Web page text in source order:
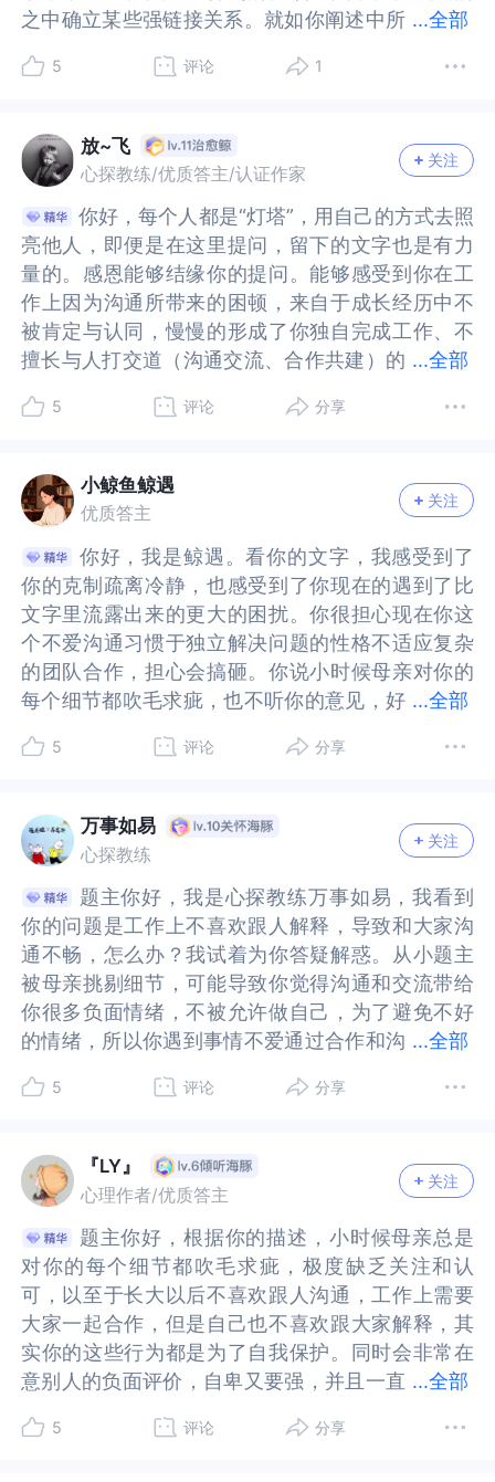
和领导，部门的同事沟通。这样大家也可以看到我
如何处理问题，也帮助我善于总结，以及不足的地
方其他人可以看到帮助我。我们也要接纳自己还没
事，可以去工作，一起面对复杂的工作的人，也许
还可以锻炼我们的耐心，慢慢去适应。重要是看到
自己的优势，发挥自己的优势，不聚集偶尔的不如
意。毕竟很多领导都喜欢能力强的人，也非需要每
一次都沟通顺利，也需要循序渐进哦。具体的问题
也可以寻求倾听老师。多一些视角，也可以保护自
己的隐私。世界和我爱着你推荐书籍《在人际关系
中成长》《无惧焦虑》《自我与本我》
和领导，部门的同事沟通。这样大家也可以看到我
如何处理问题，也帮助我善于总结，以及不足的地
方其他人可以看到帮助我。我们也要接纳自己还没
事，可以去工作，一起面对复杂的工作的人，也许
还可以锻炼我们的耐心，慢慢去适应。重要是看到
自己的优势，发挥自己的优势，不聚集偶尔的不如
意。毕竟很多领导都喜欢能力强的人，也非需要每
一次都沟通顺利，也需要循序渐进哦。具体的问题
也可以寻求倾听老师。多一些视角，也可以保护自
己的隐私。世界和我爱着你推荐书籍《在人际关系
中成长》《无惧焦虑》《自我与本我》
吹毛求疵。当你说出你的想法后，还可能会得到有
些人的认可。当然，我们在跟人交往的时候，不可
要不把这些归咎于自己，像母亲那样给自己挑毛病
就行了。如果在认知上转变了，在意识上明白了，
那么，潜意识里留下的那些对于跟人沟通害怕被挑
刺的恐惧，怎么办呢？1、需要自己一点一点地被鼓
励着减少。2、在现实中，通过跟人沟通带来的正面
感受去替代过去的负面感受。3、如果跟人起了冲
突，自己能够解决好，或者能够直接面对，接受生
活中有矛盾的存在，不把这些矛盾和冲突抓在手
里，刻在心里，让它们自由地来去，也允许自己是
一个不完美的人。做到以上几点，你将得到一个不
毛求疵。当你说出你的想法后，还可能会得到有些
人的认可。当然，我们在跟人交往的时候，不可能
要不把这些归咎于自己，像母亲那样给自己挑毛病
就行了。如果在认知上转变了，在意识上明白了，
那么，潜意识里留下的那些对于跟人沟通害怕被挑
刺的恐惧，怎么办呢？1、需要自己一点一点地被鼓
励着减少。2、在现实中，通过跟人沟通带来的正面
感受去替代过去的负面感受。3、如果跟人起了冲
突，自己能够解决好，或者能够直接面对，接受生
活中有矛盾的存在，不把这些矛盾和冲突抓在手
里，刻在心里，让它们自由地来去，也允许自己是
一个不完美的人。做到以上几点，你将得到一个不
都喜欢自己解决。”这句话背后是包裹自己，与外界
划开界限。你会觉得他们不需要你表达和解释，他
们不会在意你的感受和想法，甚至是创意。而一旦
的愤怒、害怕、委屈和难过，以及你觉得想法需求
不被倾听和允许的失落、自卑、失望、悲伤等情
想要推开面前这些人，尽快让自己回到安全、熟悉
的、不被人关注的“角落”，不要打扰你。是吗？看
到自己的内在，看到内在压抑的情绪，抱抱你自
己。2.关于复杂的工作沟通不畅因为你长期不敢放
松与人交流和表达自己，所以在一些复杂的工作面
前，在你自己一个人或许没办法解决的时候，你被
迫去与人沟通会很生疏和僵硬，不够放松和自然。
些答案和需要别人支持与帮助的内容不能一次性解
决，或者不能一下子得到全部的支持与帮助。你内
在本身已经很强迫自己了，还需要面临这样的窘迫
和压抑，让你对于表达更加困难，对于寻求他人帮
助和支持也更为难。这样的状态的确会影响你的一
些工作的进程，看来你已经意识到了这一点。3.怎
么办首先你需要如实面对自己内在压抑的那些情绪
感受，如果妈妈现在有变化能理解和接受的话，可
以一致性向妈妈表达当年的感受，让内在压抑的情
绪感受流动起来。如果你觉得妈妈现在没办法接纳
你也可以找专业的心理咨询师，帮助你用空椅子技
术释放你内在压抑的这些情绪感受。其次，你可以
向你觉得安全和放松的人，一致性的表达你内在这
样的为难和窘迫。获得他们的理解，也通过他们给
你的反馈与回应，让你打开内在局限的认知，让你
能够看到，并不是他们所有人都和当年的母亲一
样。这个过程你也能够收获到被尊重和理解，被认
可和欣赏。这样能够让你内在的警惕和紧张得到一
些释放和放松。你也可以尝试先在工作以外的场合
和需求上面尝试与大家慢慢的沟通和交流，一致性
法，看到自己那一刻状态背后的念头，一点点的去
走出局限性认知。也建议你找专业的心理咨询师给
予你一定的支持和理解，帮助你走出这样一个困
境。希望我的回答对你有帮助，祝福你越来越好！
自己解决。”这句话背后是包裹自己，与外界划开界
限。你会觉得他们不需要你表达和解释，他们不会
在意你的感受和想法，甚至是创意。而一旦让你去
怒、害怕、委屈和难过，以及你觉得想法需求不被
倾听和允许的失落、自卑、失望、悲伤等情绪，会
开面前这些人，尽快让自己回到安全、熟悉的、不
被人关注的“角落”，不要打扰你。是吗？看到自己
的内在，看到内在压抑的情绪，抱抱你自己。2.关
于复杂的工作沟通不畅因为你长期不敢放松与人交
流和表达自己，所以在一些复杂的工作面前，在你
自己一个人或许没办法解决的时候，你被迫去与人
沟通会很生疏和僵硬，不够放松和自然。或许这个
和需要别人支持与帮助的内容不能一次性解决，或
者不能一下子得到全部的支持与帮助。你内在本身
已经很强迫自己了，还需要面临这样的窘迫和压
抑，让你对于表达更加困难，对于寻求他人帮助和
支持也更为难。这样的状态的确会影响你的一些工
作的进程，看来你已经意识到了这一点。3.怎么办
首先你需要如实面对自己内在压抑的那些情绪感
受，如果妈妈现在有变化能理解和接受的话，可以
一致性向妈妈表达当年的感受，让内在压抑的情绪
感受流动起来。如果你觉得妈妈现在没办法接纳和
也可以找专业的心理咨询师，帮助你用空椅子技术
释放你内在压抑的这些情绪感受。其次，你可以向
你觉得安全和放松的人，一致性的表达你内在这样
的为难和窘迫。获得他们的理解，也通过他们给你
的反馈与回应，让你打开内在局限的认知，让你能
够看到，并不是他们所有人都和当年的母亲一样。
这个过程你也能够收获到被尊重和理解，被认可和
欣赏。这样能够让你内在的警惕和紧张得到一些释
放和放松。你也可以尝试先在工作以外的场合和需
求上面尝试与大家慢慢的沟通和交流，一致性的表
到自己那一刻状态背后的念头，一点点的去走出局
限性认知。也建议你找专业的心理咨询师给予你一
定的支持和理解，帮助你走出这样一个困境。希望
我的回答对你有帮助，祝福你越来越好！
...全部
之中确立某些强链接关系。就如你阐述中所
你有自己的想法的时候，你的想法会被立刻否定。
的我的看法是无足轻重的我的各种判断总是被否决
的沟通都是失效的甚至沟通还会带来被忽视的感
受，被打击的沮丧，被放大的错误，带来更糟糕的
后果。所以我们还会在经验中增加一条：沟通的带
给自己的代价太高了。在这样的生存环境中，我们
得到的认知是：沟通是没有意义的。因为身边的重
要关系里，让你感觉到，他们不需要听见你的声
音。为了保护自己不在一次次失望中受伤害，当时
的你，那个小小的孩子，只能用这样的方式，自己
给自己造围墙，隔绝失望，因为人必须要想办法生
存。你依旧需要独立，你有你的人生。这是在那个
待，我们只能相信自己，也不得不独自扛起一切，
面对一切。于是，我们形成了一种惯性认知的路
就像有些人习惯用右手写字，换成左手的时候，习
惯会让我们根本无法顺利的书写。会有阻力，会觉
得很难。会烦躁，不安。如果有，请今天的自己，
不要过度苛责过去的自己。请理解那个努力自己长
大的小孩。请理解那个小孩经历了失望才找到的生
存之道。哪怕这条习惯性的认知路径，已经不能完
全契合当下阶段的发展诉求。也请温柔的对待自
触发自我保护的机制，让我们僵在原地。（一）你
的不习惯，也许是导致你不喜欢和同事合作中交流
解释的原因之一。而这里面有一个议题叫“心理投
射”。心理投射，请允许我先简单解释为～我们会认
为，我们的想法即他人的想法，我们下意识判定他
人的想法和我们设想中的一致。你提到“总是觉得他
可能不需要知道这些，我就不说了”。也许，当你假
设同事们不需要知道的时候，我们的潜意识里，你
认为“他们是不需要知道的”，可能，你把对原生家
庭的感受“投射”到了同事身上。过去经验，让我们
们真的真的，觉得自己不需要知道？这里，我们无
比停下来做一次“课题分离”，把你工作中遇到的角
色，和你在家庭中感受到的角色，进行分离。请尝
试提醒自己，往后你在各类社会活动中，各种社交
互动中，你要面对的人，并不是原生家庭的旧影子
的客体，你活在现在。（二）自我保护触发的防御
机制。当你看到你需要沟通的对象时，那些“沟
通”无用或者不被听见，带来的感受，那种担忧，浮
上心头。你可能会害怕，害怕说了也没用，恐惧自
己说也说不明白，无意间被触发的自我保护机制，
之中确立某些强链接关系。就如你阐述中所言，也
己的想法的时候，你的想法会被立刻否定。逐渐就
看法是无足轻重的我的各种判断总是被否决的沟通
都是失效的甚至沟通还会带来被忽视的感受，被打
击的沮丧，被放大的错误，带来更糟糕的后果。所
以我们还会在经验中增加一条：沟通的带给自己的
代价太高了。在这样的生存环境中，我们得到的认
知是：沟通是没有意义的。因为身边的重要关系
里，让你感觉到，他们不需要听见你的声音。为了
保护自己不在一次次失望中受伤害，当时的你，那
个小小的孩子，只能用这样的方式，自己给自己造
围墙，隔绝失望，因为人必须要想办法生存。你依
旧需要独立，你有你的人生。这是在那个时候，我
只能相信自己，也不得不独自扛起一切，面对一
切。于是，我们形成了一种惯性认知的路径“凡事都
习惯用右手写字，换成左手的时候，习惯会让我们
根本无法顺利的书写。会有阻力，会觉得很难。会
烦躁，不安。如果有，请今天的自己，不要过度苛
责过去的自己。请理解那个努力自己长大的小孩。
请理解那个小孩经历了失望才找到的生存之道。哪
怕这条习惯性的认知路径，已经不能完全契合当下
阶段的发展诉求。也请温柔的对待自己。理解自己
的机制，让我们僵在原地。（一）你的不习惯，也
许是导致你不喜欢和同事合作中交流解释的原因之
一。而这里面有一个议题叫“心理投射”。心理投
射，请允许我先简单解释为～我们会认为，我们的
想法即他人的想法，我们下意识判定他人的想法和
我们设想中的一致。你提到“总是觉得他可能不需要
知道这些，我就不说了”。也许，当你假设同事们不
需要知道的时候，我们的潜意识里，你认为“他们是
不需要知道的”，可能，你把对原生家庭的感受“投
射”到了同事身上。过去经验，让我们预期的他人的
觉得自己不需要知道？这里，我们无比停下来做一
次“课题分离”，把你工作中遇到的角色，和你在家
庭中感受到的角色，进行分离。请尝试提醒自己，
往后你在各类社会活动中，各种社交互动中，你要
面对的人，并不是原生家庭的旧影子的客体，你活
在现在。（二）自我保护触发的防御机制。当你看
到你需要沟通的对象时，那些“沟通”无用或者不被
听见，带来的感受，那种担忧，浮上心头。你可能
会害怕，害怕说了也没用，恐惧自己说也说不明
白，无意间被触发的自我保护机制，会让我们更加
5 评论 1
放~飞
心探教练/优质答主/认证作家
关注
...全部
你好，每个人都是“灯塔”，用自己的方式去照
亮他人，即便是在这里提问，留下的文字也是有力
量的。感恩能够结缘你的提问。能够感受到你在工
作上因为沟通所带来的困顿，来自于成长经历中不
被肯定与认同，慢慢的形成了你独自完成工作、不
擅长与人打交道（沟通交流、合作共建）的
来分享探讨：1.缺少正面肯定，深深的挫败了你的自
吹毛求疵，每个人都渴望被看见、被肯定、被认
可。经常受到父母肯定、赞美和认同的孩子，自我
价值感高，表现出来的是自信。相反，经常遭受父
母批评、指责和否定的孩子，自我价值感低，容易
自卑、敏感多疑。原本是父母对我们的评价，逐渐
会内化成自己对自己的评价。“再加上我觉得他们不
会在意我说的话”，这其实就已经反映出了你的敏
感、自卑。导致“所以我总是不太喜欢跟人沟通，凡
事都喜欢自己解决”。小时候形成的模式就像你
的“保护色”，不与人沟通就不会“暴露”你自己，也不
会伤害到你（遭受别人对你的指责或否定）。只
不再有保护作用，反倒给你的工作带来了阻碍，一
定意义上也让你“觉察”到这样的模式需要做出改
如何做出改变呢成年后的你接受了高等教育，也有
属于自己的独立思考能力，能够理解小时候母亲对
你的“吹毛求疵”并非是你做错了什么，那只是她的
标准、她的评价而已。就像一道菜，有人喜欢吃、
有人不喜欢吃，一个道理，因为每个人的“标准”不
同。而母亲对你的否定，那也是标准，她的标准≠你
是不被喜欢、你是错误的。这是第一点：重新建立
是说要保持一份觉察，能够时刻“看见”自己不喜欢
与人沟通的模式。比如工作结束后做复盘，哪些是
可以通过与人合作或沟通实现更好结果呈现的；哪
些是因为沟通不畅导致不该出现的错误或结果。慢
慢的，就能找到成长的更大空间了。第三点：从小
事开始做起。一方面是不断给自己好评，激活原有
的自信心，每天可以找到3个优点自我夸赞，这样的
自我肯定与自我激励是能够起到赋能作用的；另一
方面与人交往可以从你感觉比较安全的人或环境开
始，比如同事里比较温和、好人缘的，比如日常打
亮他人，即便是在这里提问，留下的文字也是有力
量的。感恩能够结缘你的提问。能够感受到你在工
作上因为沟通所带来的困顿，来自于成长经历中不
被肯定与认同，慢慢的形成了你独自完成工作、不
擅长与人打交道（沟通交流、合作共建）的习惯。
探讨：1.缺少正面肯定，深深的挫败了你的自信心如
疵，每个人都渴望被看见、被肯定、被认可。经常
受到父母肯定、赞美和认同的孩子，自我价值感
高，表现出来的是自信。相反，经常遭受父母批
评、指责和否定的孩子，自我价值感低，容易自
卑、敏感多疑。原本是父母对我们的评价，逐渐会
内化成自己对自己的评价。“再加上我觉得他们不会
在意我说的话”，这其实就已经反映出了你的敏感、
自卑。导致“所以我总是不太喜欢跟人沟通，凡事都
喜欢自己解决”。小时候形成的模式就像你的“保护
色”，不与人沟通就不会“暴露”你自己，也不会伤害
到你（遭受别人对你的指责或否定）。只是，成年
护作用，反倒给你的工作带来了阻碍，一定意义上
也让你“觉察”到这样的模式需要做出改变。所以，
变呢成年后的你接受了高等教育，也有属于自己的
独立思考能力，能够理解小时候母亲对你的“吹毛求
疵”并非是你做错了什么，那只是她的标准、她的评
价而已。就像一道菜，有人喜欢吃、有人不喜欢
吃，一个道理，因为每个人的“标准”不同。而母亲
对你的否定，那也是标准，她的标准≠你是不被喜
欢、你是错误的。这是第一点：重新建立对自己的
持一份觉察，能够时刻“看见”自己不喜欢与人沟通
的模式。比如工作结束后做复盘，哪些是可以通过
与人合作或沟通实现更好结果呈现的；哪些是因为
沟通不畅导致不该出现的错误或结果。慢慢的，就
能找到成长的更大空间了。第三点：从小事开始做
起。一方面是不断给自己好评，激活原有的自信
心，每天可以找到3个优点自我夸赞，这样的自我肯
定与自我激励是能够起到赋能作用的；另一方面与
人交往可以从你感觉比较安全的人或环境开始，比
如同事里比较温和、好人缘的，比如日常打招呼、
5 评论 分享
小鲸鱼鲸遇
优质答主
关注
...全部
你好，我是鲸遇。看你的文字，我感受到了
你的克制疏离冷静，也感受到了你现在的遇到了比
文字里流露出来的更大的困扰。你很担心现在你这
个不爱沟通习惯于独立解决问题的性格不适应复杂
的团队合作，担心会搞砸。你说小时候母亲对你的
每个细节都吹毛求疵，也不听你的意见，好
在等着你，而你的声音却从未得到重视。于是，你
亲的沉默。这个方案对于当时的你来说是非常聪明
的解决方案。但是现在你敏锐地感觉到了这套解决
方案不那么适用了。当你在工作中觉得他们可能不
需要知道这些，让我说我还觉得烦的时候，你实际
上是把工作的同事当成了你小时候的母亲，你的潜
意识预判到他们不会在意，预判到他们会有风险会
评判你。你在用你童年的策略应对团队协作。这也
造成了一个新的困境，你害怕被拒绝，所以先一步
封闭了自己，而你其实也看到了这个封闭会带来你
不想要的后果。不是别人不需要沟通，而是你的内
心深处相信沟通无用。过去的信念就像你是一座孤
合作，孤岛式生存已经不适用了。当然我们也不能
一下子就变得特别爱沟通，那太难为你了。我想你
的桥，去跟周围的岛连通。现在的团队协作，早与
当年母亲的单向评判不同。现在的团队协作，每个
人都是平等的，每个人负责自己的一部分业务，大
家在平等协作的基础上共同完成工作。你跟他们的
沟通，不是等着他们来评判你做得好不好，而是把
你负责的这一个部分的专业内容，跟团队成员同
步，你也可以在沟通的过程中了解他们负责的内
你的克制疏离冷静，也感受到了你现在的遇到了比
文字里流露出来的更大的困扰。你很担心现在你这
个不爱沟通习惯于独立解决问题的性格不适应复杂
的团队合作，担心会搞砸。你说小时候母亲对你的
每个细节都吹毛求疵，也不听你的意见，好像在你
你，而你的声音却从未得到重视。于是，你学会了
默。这个方案对于当时的你来说是非常聪明的解决
方案。但是现在你敏锐地感觉到了这套解决方案不
那么适用了。当你在工作中觉得他们可能不需要知
道这些，让我说我还觉得烦的时候，你实际上是把
工作的同事当成了你小时候的母亲，你的潜意识预
判到他们不会在意，预判到他们会有风险会评判
你。你在用你童年的策略应对团队协作。这也造成
了一个新的困境，你害怕被拒绝，所以先一步封闭
了自己，而你其实也看到了这个封闭会带来你不想
要的后果。不是别人不需要沟通，而是你的内心深
处相信沟通无用。过去的信念就像你是一座孤岛，
作，孤岛式生存已经不适用了。当然我们也不能一
下子就变得特别爱沟通，那太难为你了。我想你可
桥，去跟周围的岛连通。现在的团队协作，早与当
年母亲的单向评判不同。现在的团队协作，每个人
都是平等的，每个人负责自己的一部分业务，大家
在平等协作的基础上共同完成工作。你跟他们的沟
通，不是等着他们来评判你做得好不好，而是把你
负责的这一个部分的专业内容，跟团队成员同步，
你也可以在沟通的过程中了解他们负责的内容，保
5 评论 分享
万事如易
心探教练
关注
...全部
题主你好，我是心探教练万事如易，我看到
你的问题是工作上不喜欢跟人解释，导致和大家沟
通不畅，怎么办？我试着为你答疑解惑。从小题主
被母亲挑剔细节，可能导致你觉得沟通和交流带给
你很多负面情绪，不被允许做自己，为了避免不好
的情绪，所以你遇到事情不爱通过合作和沟
剔可能也让你觉得自己的话从来都不被尊重认可信
里，也感觉自己的话和意见不会同事领导看见不被
重视。再有，母亲的挑剔让你不敢犯错，母亲不允
许你犯错，导致你对犯错的回避，可能你也害怕在
关系中，一旦自己表达意见不被重视，或被反对被
挑剔，你会面对失败和挫败的感觉，你担心自己无
力应对自己的脆弱感，你也担心重复体验被母亲挑
剔不被重视和认可的悲伤。经历过多年不被重视和
认可，题主有这些情绪和回避沟通的行为，或者有
觉得依赖是可耻，独立自强是唯一正确的，这些想
法都是正常的，这都是你用来让自己免受伤害的方
法。题主现在面临职场合作，必须通过沟通来解
你的问题是工作上不喜欢跟人解释，导致和大家沟
通不畅，怎么办？我试着为你答疑解惑。从小题主
被母亲挑剔细节，可能导致你觉得沟通和交流带给
你很多负面情绪，不被允许做自己，为了避免不好
的情绪，所以你遇到事情不爱通过合作和沟通解
能也让你觉得自己的话从来都不被尊重认可信任，
感觉自己的话和意见不会同事领导看见不被重视。
再有，母亲的挑剔让你不敢犯错，母亲不允许你犯
错，导致你对犯错的回避，可能你也害怕在关系
中，一旦自己表达意见不被重视，或被反对被挑
剔，你会面对失败和挫败的感觉，你担心自己无力
应对自己的脆弱感，你也担心重复体验被母亲挑剔
不被重视和认可的悲伤。经历过多年不被重视和认
可，题主有这些情绪和回避沟通的行为，或者有觉
得依赖是可耻，独立自强是唯一正确的，这些想法
都是正常的，这都是你用来让自己免受伤害的方
法。题主现在面临职场合作，必须通过沟通来解
5 评论 分享
『LY』
心理作者/优质答主
关注
...全部
题主你好，根据你的描述，小时候母亲总是
对你的每个细节都吹毛求疵，极度缺乏关注和认
可，以至于长大以后不喜欢跟人沟通，工作上需要
大家一起合作，但是自己也不喜欢跟大家解释，其
实你的这些行为都是为了自我保护。同时会非常在
意别人的负面评价，自卑又要强，并且一直
义倾向。很有可能因为别人一两句无心的话而过度
对你的每个细节都吹毛求疵，极度缺乏关注和认
可，以至于长大以后不喜欢跟人沟通，工作上需要
大家一起合作，但是自己也不喜欢跟大家解释，其
实你的这些行为都是为了自我保护。同时会非常在
意别人的负面评价，自卑又要强，并且一直以来被
向。很有可能因为别人一两句无心的话而过度的苛
5 评论 分享